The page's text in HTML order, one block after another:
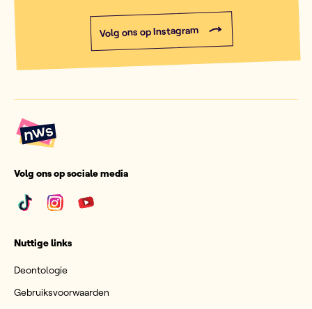
Volg ons op Instagram
Volg ons op sociale media
Nuttige links
Deontologie
Gebruiksvoorwaarden